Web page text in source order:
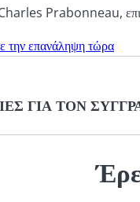
Prabonneau,
την επανάληψη τώρα
ΓΙΑ ΤΟΝ